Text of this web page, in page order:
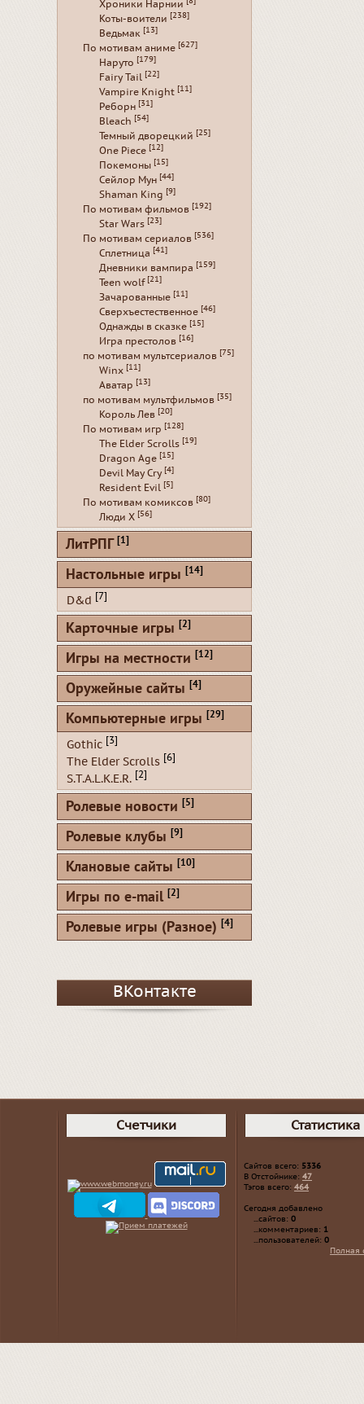
Хроники Нарнии
Коты-воители [238]
Ведьмак [13]
По мотивам аниме [627]
Наруто [179]
Fairy Tail [22]
Vampire Knight [11]
Реборн [31]
Bleach [54]
Темный дворецкий [25]
One Piece [12]
Покемоны [15]
Сейлор Мун [44]
Shaman King [9]
По мотивам фильмов [192]
Star Wars [23]
По мотивам сериалов [536]
Сплетница [41]
Дневники вампира [159]
Teen wolf [21]
Зачарованные [11]
Сверхъестественное [46]
Однажды в сказке [15]
Игра престолов [16]
по мотивам мультсериалов [75]
Winx [11]
Аватар [13]
по мотивам мультфильмов [35]
Король Лев [20]
По мотивам игр [128]
The Elder Scrolls [19]
Dragon Age [15]
Devil May Cry [4]
Resident Evil [5]
По мотивам комиксов [80]
Люди Х [56]
ЛитРПГ [1]
Настольные игры [14]
D&d [7]
Карточные игры [2]
Игры на местности [12]
Оружейные сайты [4]
Компьютерные игры [29]
Gothic [3]
The Elder Scrolls [6]
S.T.A.L.K.E.R. [2]
Ролевые новости [5]
Ролевые клубы [9]
Клановые сайты [10]
Игры по e-mail [2]
Ролевые игры (Разное) [4]
ВКонтакте
Счетчики Статистика
Сайтов всего: 5336
В Отстойнике: 47
Тэгов всего: 464
Сегодня добавлено
...сайтов: 0
...комментариев: 1
...пользователей: 0
Полная